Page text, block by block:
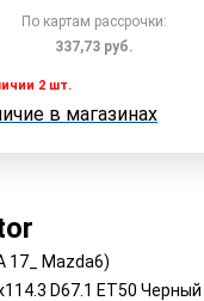
По картам рассрочки:
337,73 руб.
В корзину
2 шт.
2 шт.
в магазинах
17_ Mazda6)
D67.1 ET50 Черный